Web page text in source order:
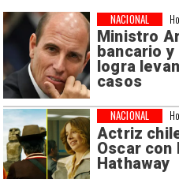
Ministro
bancario
logra
casos
NACIONAL
Actriz
Oscar con
Hathaway
NACIONAL